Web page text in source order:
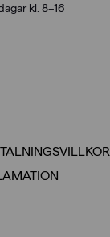
kl. 8–16